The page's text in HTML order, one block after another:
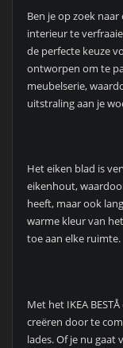
Ben je op zoek
interieur te
de perfecte keuze
ontworpen om te
meubelserie,
uitstraling aan je
Het eiken blad is
eikenhout,
heeft, maar ook
warme kleur van
toe aan elke ruimte.
Met het IKEA
creëren door te
lades. Of je nu gaat